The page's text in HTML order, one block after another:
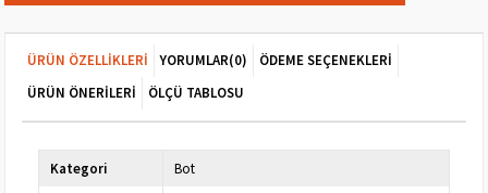
ÜRÜN ÖZELLIKLERI YORUMLAR(0)
ÖDEME SEÇENEKLERI
ÜRÜN ÖNERILERI
ÖLÇÜ TABLOSU
Kategori
Bot